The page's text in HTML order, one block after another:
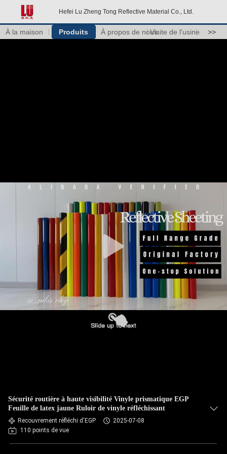
Hefei Lu Zheng Tong Reflective Material Co., Ltd.
À la maison Produits À propos de nousVisite de l'usine >>
Sécurité routière à haute visibilité Vinyle prismatique EGP
Feuille de latex jaune Ruloir de vinyle réfléchissant
Recouvrement réfléchi d'EGP
2025-07-08
110 points de vue